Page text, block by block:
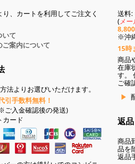
、カートを利用してご注文く
いて
ご案内について
法よりお選びいただけます。
引手数料無料！
ご入金確認後の発送)
カード
送料
(メ
※沖
15時
商品
在庫
す。
ご確
返
商品
品を
返品